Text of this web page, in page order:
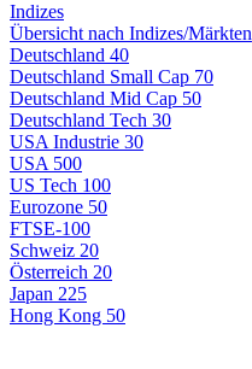
Indizes
Übersicht nach Indizes/Märkten
Deutschland 40
Deutschland Small Cap 70
Deutschland Mid Cap 50
Deutschland Tech 30
USA Industrie 30
USA 500
US Tech 100
Eurozone 50
FTSE-100
Schweiz 20
Österreich 20
Japan 225
Hong Kong 50